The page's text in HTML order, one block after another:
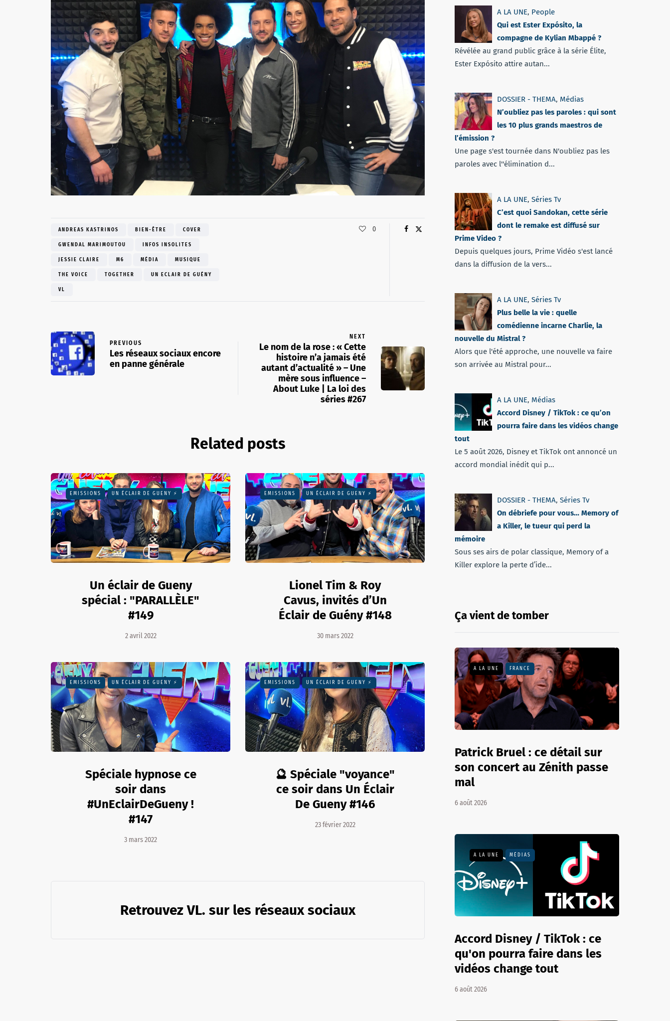
ANDREAS KASTRINOS BIEN-ÊTRE COVER
GWENDAL MARIMOUTOU INFOS INSOLITES
JESSIE CLAIRE M6 MÉDIA MUSIQUE
THE VOICE TOGETHER UN ECLAIR DE GUÉNY
VL
0
PREVIOUS
Les réseaux sociaux encore
en panne générale
NEXT
Le nom de la rose : « Cette
histoire n’a jamais été
autant d’actualité » – Une
mère sous influence –
About Luke | La loi des
séries #267
Related posts
EMISSIONS UN ÉCLAIR DE GUENY ⚡️
Un éclair de Gueny
spécial : "PARALLÈLE"
#149
2 avril 2022
EMISSIONS UN ÉCLAIR DE GUENY ⚡️
Lionel Tim & Roy
Cavus, invités d’Un
Éclair de Guény #148
30 mars 2022
EMISSIONS UN ÉCLAIR DE GUENY ⚡️
Spéciale hypnose ce
soir dans
#UnEclairDeGueny !
#147
3 mars 2022
EMISSIONS UN ÉCLAIR DE GUENY ⚡️
🔮 Spéciale "voyance"
ce soir dans Un Éclair
De Gueny #146
23 février 2022
Retrouvez VL. sur les réseaux sociaux
A LA UNE, People
Qui est Ester Expósito, la
compagne de Kylian Mbappé ?
Révélée au grand public grâce à la série Élite,
Ester Expósito attire autan...
DOSSIER - THEMA, Médias
N’oubliez pas les paroles : qui sont
les 10 plus grands maestros de
l’émission ?
Une page s'est tournée dans N'oubliez pas les
paroles avec l''élimination d...
A LA UNE, Séries Tv
C’est quoi Sandokan, cette série
dont le remake est diffusé sur
Prime Video ?
Depuis quelques jours, Prime Vidéo s'est lancé
dans la diffusion de la vers...
A LA UNE, Séries Tv
Plus belle la vie : quelle
comédienne incarne Charlie, la
nouvelle du Mistral ?
Alors que l'été approche, une nouvelle va faire
son arrivée au Mistral pour...
A LA UNE, Médias
Accord Disney / TikTok : ce qu’on
pourra faire dans les vidéos change
tout
Le 5 août 2026, Disney et TikTok ont annoncé un
accord mondial inédit qui p...
DOSSIER - THEMA, Séries Tv
On débriefe pour vous… Memory of
a Killer, le tueur qui perd la
mémoire
Sous ses airs de polar classique, Memory of a
Killer explore la perte d’ide...
Ça vient de tomber
A LA UNE FRANCE
Patrick Bruel : ce détail sur
son concert au Zénith passe
mal
6 août 2026
A LA UNE MÉDIAS
Accord Disney / TikTok : ce
qu'on pourra faire dans les
vidéos change tout
6 août 2026